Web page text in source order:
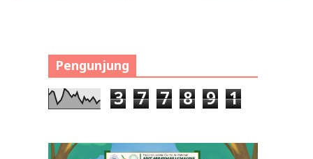
Pengunjung
3 7 7 8 9 1